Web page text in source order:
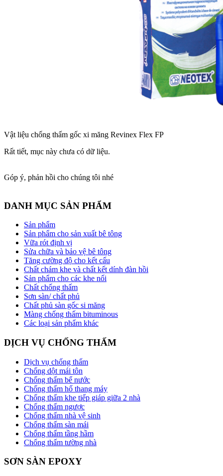
Vật liệu chống thấm gốc xi măng Revinex Flex FP
Rất tiết, mục này chưa có dữ liệu.
Góp ý, phản hồi cho chúng tôi nhé
DANH MỤC SẢN PHẨM
Sản phẩm
Sản phẩm cho sản xuất bê tông
Vữa rót định vị
Sửa chữa và bảo vệ bê tông
Tăng cường độ cho kết cấu
Chất chám khe và chất kết dính đàn hồi
Sản phẩm cho các khe nối
Chất chống thấm
Sơn sàn/ chất phủ
Chất phủ sàn gốc si măng
Màng chống thấm bituminous
Các loại sản phẩm khác
DỊCH VỤ CHỐNG THẤM
Dịch vụ chống thấm
Chống dột mái tôn
Chống thấm bể nước
Chống thấm hố thang máy
Chống thấm khe tiếp giáp giữa 2 nhà
Chống thấm ngược
Chống thấm nhà vệ sinh
Chống thấm sàn mái
Chống thấm tầng hầm
Chống thấm tường nhà
SƠN SÀN EPOXY